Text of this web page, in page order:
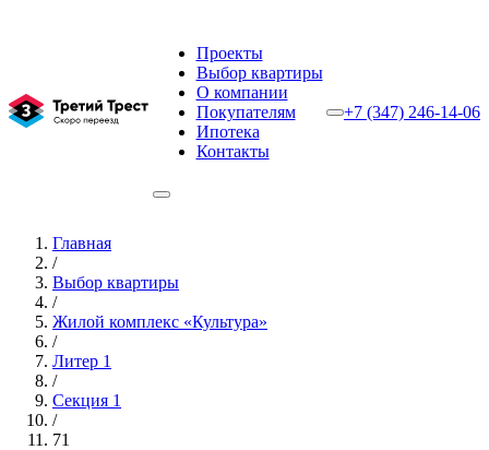
Проекты
Выбор квартиры
О компании
Покупателям
Ипотека
Контакты
+7 (347) 246-14-06
Главная
/
Выбор квартиры
/
Жилой комплекс «Культура»
/
Литер 1
/
Секция 1
/
71